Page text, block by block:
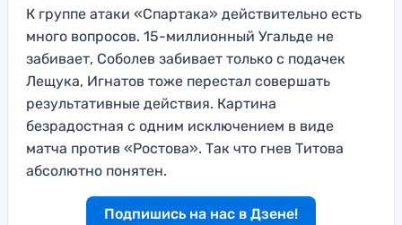
К группе атаки «Спартака» действительно есть
много вопросов. 15-миллионный Угальде не
забивает, Соболев забивает только с подачек
Лещука, Игнатов тоже перестал совершать
результативные действия. Картина
безрадостная с одним исключением в виде
матча против «Ростова». Так что гнев Титова
абсолютно понятен.
Подпишись на нас в Дзене!